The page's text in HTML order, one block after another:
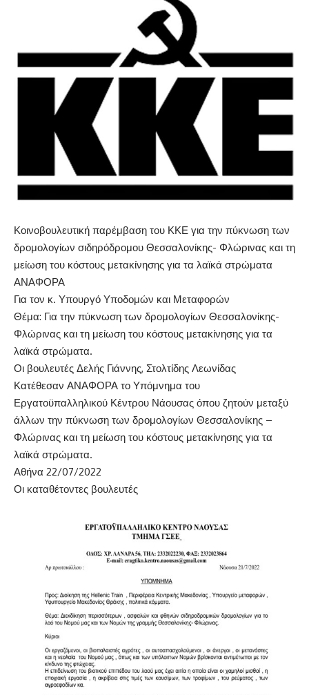
Κοινοβουλευτική παρέμβαση του ΚΚΕ για την πύκνωση των
δρομολογίων σιδηρόδρομου Θεσσαλονίκης- Φλώρινας και τη
μείωση του κόστους μετακίνησης για τα λαϊκά στρώματα
ΑΝΑΦΟΡΑ
Για τον κ. Υπουργό Υποδομών και Μεταφορών
Θέμα: Για την πύκνωση των δρομολογίων Θεσσαλονίκης-
Φλώρινας και τη μείωση του κόστους μετακίνησης για τα
λαϊκά στρώματα.
Οι βουλευτές Δελής Γιάννης, Στολτίδης Λεωνίδας
Κατέθεσαν ΑΝΑΦΟΡΑ το Υπόμνημα του
Εργατοϋπαλληλικού Κέντρου Νάουσας όπου ζητούν μεταξύ
άλλων την πύκνωση των δρομολογίων Θεσσαλονίκης –
Φλώρινας και τη μείωση του κόστους μετακίνησης για τα
λαϊκά στρώματα.
Αθήνα 22/07/2022
Οι καταθέτοντες βουλευτές